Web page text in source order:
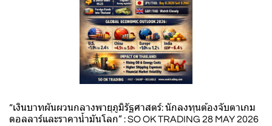
“เงินบาทผันผวนกลางพายุภูมิรัฐศาสตร์: นักลงทุนต้องจับตาเกม
ดอลลาร์และราคาน้ำมันโลก” : SO OK TRADING 28 MAY 2026